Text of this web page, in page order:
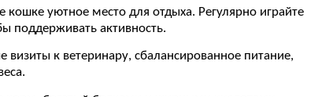
кошке уютное место для отдыха. Регулярно играйте
поддерживать активность.
визиты к ветеринару, сбалансированное питание,